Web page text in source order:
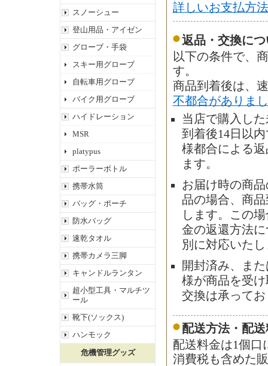
スノーシュー
登山用品・アイゼン
グローブ・手袋
スキー用グローブ
自転車用グローブ
バイク用グローブ
ハイドレーション
MSR
platypus
ポーラーボトル
携帯水筒
バッグ・ポーチ
防水バッグ
速乾タオル
携帯カメラ三脚
キャンドルランタン
超小型工具・マルチツ
ール
靴下(ソックス)
ハンモック
危機管理グッズ
詳しいお支払方
返品・交換につ
以下の条件で、
す。
商品到着後は、
不都合がありま
当店で購入し
到着後14日以
様都合による
ます。
お届け時の商
品の場合、商
します。この
金の返還方法
別に対応いた
開封済み、ま
様が商品を受
交換は承って
配送方法・配
配送料金は1個口
消費税も含めた